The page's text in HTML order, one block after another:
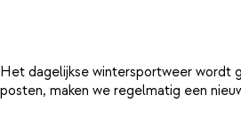
Het dagelijkse wintersportweer wordt
posten, maken we regelmatig een